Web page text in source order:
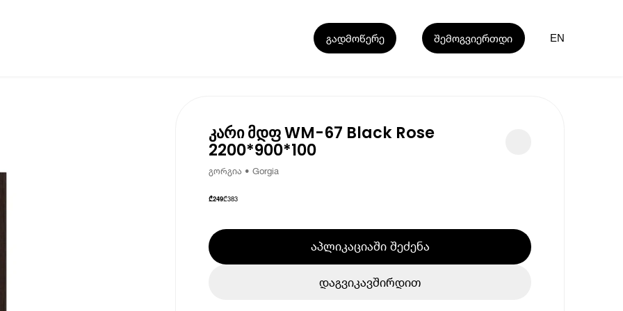
გადმოწერე შემოგვიერთდი EN
კარი მდფ WM-67 Black Rose
2200*900*100
გორგია • Gorgia
₾249₾383
აპლიკაციაში შეძენა
დაგვიკავშირდით